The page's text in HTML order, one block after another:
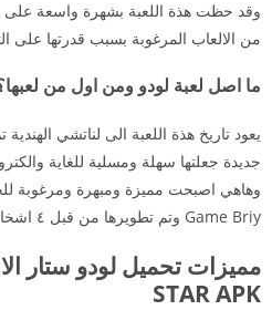
وقد حظت هذة اللعبة بشهرة واسعة على
من الالعاب المرغوبة بسبب قدرتها على
ما اصل لعبة لودو ومن اول من
يعود تاريخ هذة اللعبة الى لناتشي
جديدة جعلتها سهلة ومسلية للغاية
وهاهي اصبحت مميزة ومبهرة ومرغوبة
Game Briy وتم تطويرها من قبل ٤ اشخاص من الهند.
STAR APK